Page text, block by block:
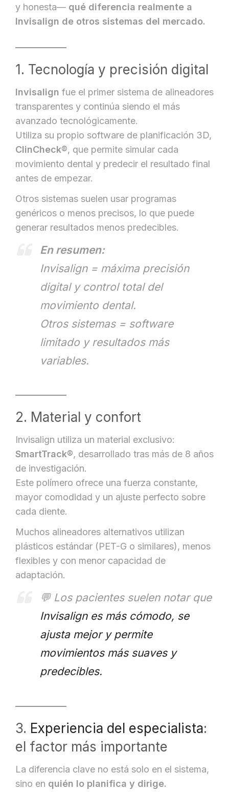
y honesta— qué diferencia realmente a
Invisalign de otros sistemas del mercado.
1. Tecnología y precisión digital
Invisalign fue el primer sistema de alineadores
transparentes y continúa siendo el más
avanzado tecnológicamente.
Utiliza su propio software de planificación 3D,
ClinCheck®, que permite simular cada
movimiento dental y predecir el resultado final
antes de empezar.
Otros sistemas suelen usar programas
genéricos o menos precisos, lo que puede
generar resultados menos predecibles.
En resumen:
Invisalign = máxima precisión
digital y control total del
movimiento dental.
Otros sistemas = software
limitado y resultados más
variables.
2. Material y confort
Invisalign utiliza un material exclusivo:
SmartTrack®, desarrollado tras más de 8 años
de investigación.
Este polímero ofrece una fuerza constante,
mayor comodidad y un ajuste perfecto sobre
cada diente.
Muchos alineadores alternativos utilizan
plásticos estándar (PET-G o similares), menos
flexibles y con menor capacidad de
adaptación.
💬 Los pacientes suelen notar que
Invisalign es más cómodo, se
ajusta mejor y permite
movimientos más suaves y
predecibles.
3. Experiencia del especialista:
el factor más importante
La diferencia clave no está solo en el sistema,
sino en quién lo planifica y dirige.